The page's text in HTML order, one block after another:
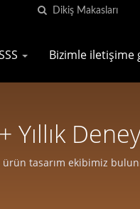
Bizimle iletişime
tasarım ekibimiz